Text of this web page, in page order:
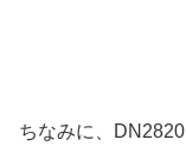
ちなみに、